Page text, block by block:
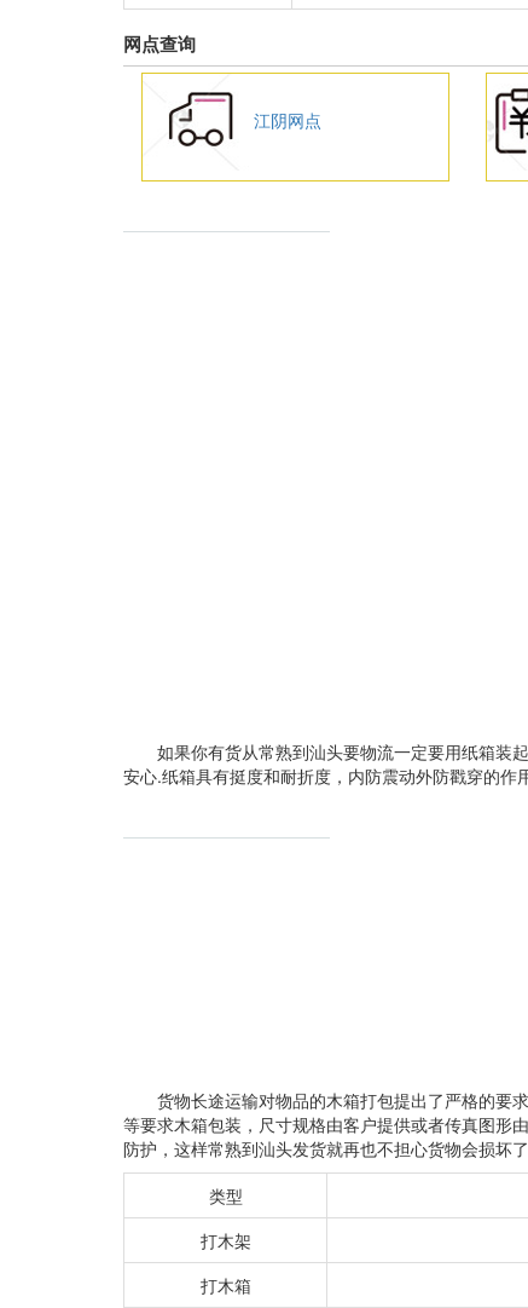
网点查询
江阴网点
如果你有货从常熟到汕头要物流一定要用纸箱装
安心.纸箱具有挺度和耐折度，内防震动外防戳穿的
货物长途运输对物品的木箱打包提出了严格的要
等要求木箱包装，尺寸规格由客户提供或者传真图形
防护，这样常熟到汕头发货就再也不担心货物会损坏
类型
打木架
打木箱